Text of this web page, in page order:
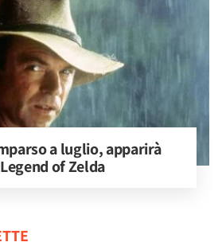
a luglio, apparirà
of Zelda